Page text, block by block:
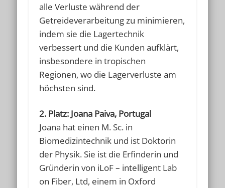
alle Verluste während der
Getreideverarbeitung zu minimieren,
indem sie die Lagertechnik
verbessert und die Kunden aufklärt,
insbesondere in tropischen
Regionen, wo die Lagerverluste am
höchsten sind.
2. Platz: Joana Paiva, Portugal
Joana hat einen M. Sc. in
Biomedizintechnik und ist Doktorin
der Physik. Sie ist die Erfinderin und
Gründerin von iLoF – intelligent Lab
on Fiber, Ltd, einem in Oxford